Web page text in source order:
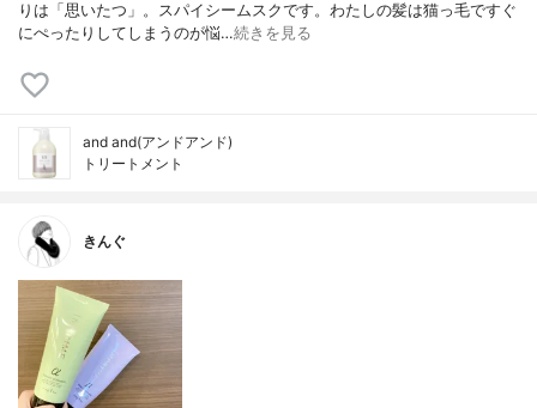
りは「思いたつ」。スパイシームスクです。わたしの髪は猫っ毛ですぐ
にぺったりしてしまうのが悩…続きを見る
and and(アンドアンド)
トリートメント
きんぐ